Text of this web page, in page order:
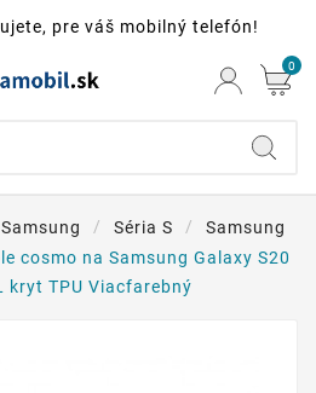
pre váš mobilný telefón!
0
Samsung Séria S
Samsung
cosmo na Samsung Galaxy S20
kryt TPU Viacfarebný